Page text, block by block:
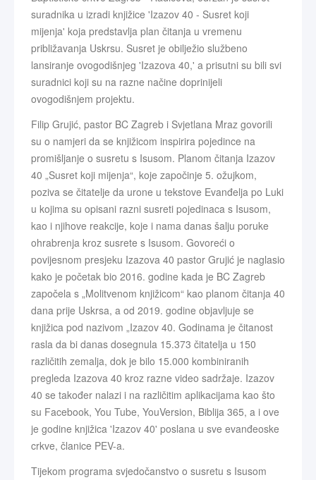
suradnika u izradi knjižice 'Izazov 40 - Susret koji
mijenja' koja predstavlja plan čitanja u vremenu
približavanja Uskrsu. Susret je obilježio službeno
lansiranje ovogodišnjeg 'Izazova 40,' a prisutni su bili svi
suradnici koji su na razne načine doprinijeli
ovogodišnjem projektu.
Filip Grujić, pastor BC Zagreb i Svjetlana Mraz govorili
su o namjeri da se knjižicom inspirira pojedince na
promišljanje o susretu s Isusom. Planom čitanja Izazov
40 „Susret koji mijenja“, koje započinje 5. ožujkom,
poziva se čitatelje da urone u tekstove Evanđelja po Luki
u kojima su opisani razni susreti pojedinaca s Isusom,
kao i njihove reakcije, koje i nama danas šalju poruke
ohrabrenja kroz susrete s Isusom. Govoreći o
povijesnom presjeku Izazova 40 pastor Grujić je naglasio
kako je početak bio 2016. godine kada je BC Zagreb
započela s „Molitvenom knjižicom“ kao planom čitanja 40
dana prije Uskrsa, a od 2019. godine objavljuje se
knjižica pod nazivom „Izazov 40. Godinama je čitanost
rasla da bi danas dosegnula 15.373 čitatelja u 150
različitih zemalja, dok je bilo 15.000 kombiniranih
pregleda Izazova 40 kroz razne video sadržaje. Izazov
40 se također nalazi i na različitim aplikacijama kao što
su Facebook, You Tube, YouVersion, Biblija 365, a i ove
je godine knjižica 'Izazov 40' poslana u sve evanđeoske
crkve, članice PEV-a.
Tijekom programa svjedočanstvo o susretu s Isusom